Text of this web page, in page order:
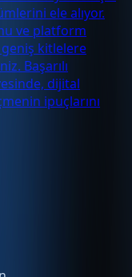
ele alıyor.
ve platform
geniş kitlelere
Başarılı
dijital
ipuçlarını